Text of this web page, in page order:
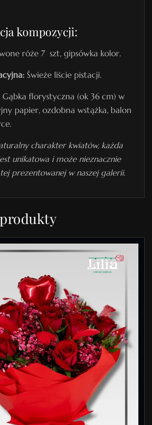
kompozycji:
róże 7 szt, gipsówka kolor.
Świeże liście pistacji.
Gąbka florystyczna (ok 36 cm) w
papier, ozdobna wstążka, balon
charakter kwiatów, każda
unikatowa i może nieznacznie
prezentowanej w naszej galerii.